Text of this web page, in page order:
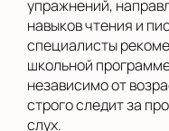
упражнений,
навыков чтения и
специалисты
школьной
независимо от
строго следит за
слух.